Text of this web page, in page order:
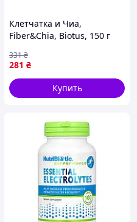
Клетчатка и Чиа,
Fiber&Chia, Biotus, 150 г
281 ₴
331₴
Купить